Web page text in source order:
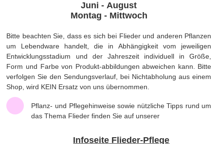
Juni - August
Montag - Mittwoch
Bitte beachten Sie, dass es sich bei Flieder und anderen Pflanzen
um Lebendware handelt, die in Abhängigkeit vom jeweiligen
Entwicklungsstadium und der Jahreszeit individuell in Größe,
Form und Farbe von Produkt-abbildungen abweichen kann. Bitte
verfolgen Sie den Sendungsverlauf, bei Nichtabholung aus einem
Shop, wird KEIN Ersatz von uns übernommen.
Pflanz- und Pflegehinweise sowie nützliche Tipps rund um
das Thema Flieder finden Sie auf unserer
Infoseite Flieder-Pflege